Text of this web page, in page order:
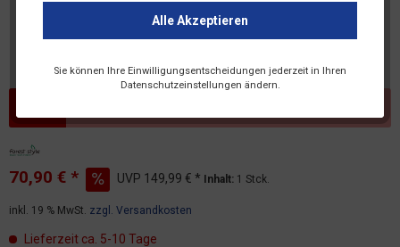
Alle Akzeptieren
Sie können Ihre Einwilligungsentscheidungen jederzeit in Ihren
Datenschutzeinstellungen ändern.
70,90 € * UVP 149,99 € * Inhalt: 1 Stck.
inkl. 19 % MwSt. zzgl. Versandkosten
Lieferzeit ca. 5-10 Tage